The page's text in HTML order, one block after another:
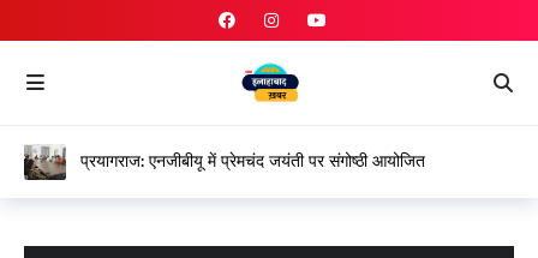
प्रयागराज: एनजीबीयू में प्रेमचंद जयंती पर संगोष्ठी आयोजित